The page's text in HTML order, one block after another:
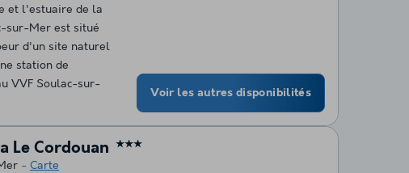
et l'estuaire de la
sur-Mer est situé
d'un site naturel
station de
VVF Soulac-sur-
Voir les autres disponibilités
Le Cordouan ★★★
Carte